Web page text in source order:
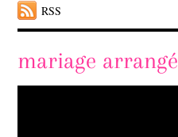
RSS
mariage arrangé